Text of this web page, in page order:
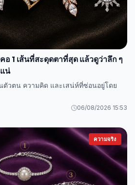
อ 1 เส้นที่สะดุดตาที่สุด แล้วดูว่าลึก ๆ
น่
ตัวตน ความคิด และเสน่ห์ที่ซ่อนอยู่โดย
06/08/2026 15:53
ความจริง